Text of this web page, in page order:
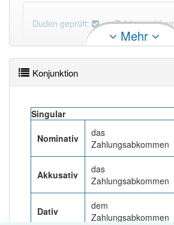
Duden geprüft:
PowerIndex:3
Häufigkeit: 2 von 10
Wörter mit Endung-
Wörter mit Endung-
einem anderen Artikeldas: 0
Mehr
Konjunktion
Singular
Nominativ
das
Zahlungsabkommen
Akkusativ
das
Zahlungsabkommen
Dativ
dem
Zahlungsabkommen